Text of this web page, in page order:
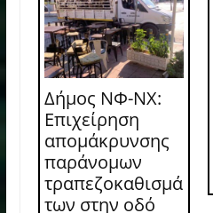
Δήμος ΝΦ-ΝΧ:
Επιχείρηση
απομάκρυνσης
παράνομων
τραπεζοκαθισμά
των στην οδό